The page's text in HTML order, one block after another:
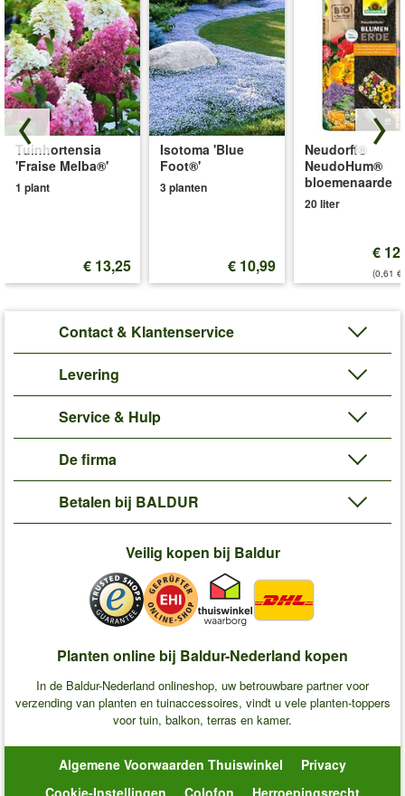
Tuinhortensia
'Fraise Melba®'
1 plant
€ 13,25
Isotoma 'Blue
Foot®'
3 planten
€ 10,99
Neudorff®
NeudoHum®
bloemenaarde
20 liter
€
(0,61
Contact & Klantenservice
Levering
Service & Hulp
De firma
Betalen bij BALDUR
Veilig kopen bij Baldur
Planten online bij Baldur-Nederland kopen
In de Baldur-Nederland onlineshop, uw betrouwbare partner voor
verzending van planten en tuinaccessoires, vindt u vele planten-toppers
voor tuin, balkon, terras en kamer.
Algemene Voorwaarden Thuiswinkel
Privacy
Cookie-Instellingen
Colofon Herroepingsrecht